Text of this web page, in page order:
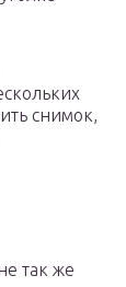
снимок,
так же